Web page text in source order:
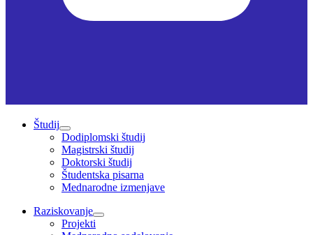
Študij
Dodiplomski študij
Magistrski študij
Doktorski študij
Študentska pisarna
Mednarodne izmenjave
Raziskovanje
Projekti